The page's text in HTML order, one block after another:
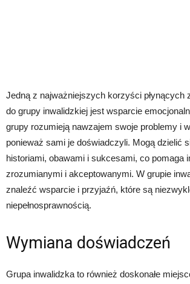
Jedną z najważniejszych korzyści płynących
do grupy inwalidzkiej jest wsparcie
grupy rozumieją nawzajem swoje problemy i
ponieważ sami je doświadczyli. Mogą dzielić
historiami, obawami i sukcesami, co pomaga
zrozumianymi i akceptowanymi. W grupie
znaleźć wsparcie i przyjaźń, które są
niepełnosprawnością.
Wymiana doświadczeń
Grupa inwalidzka to również doskonałe